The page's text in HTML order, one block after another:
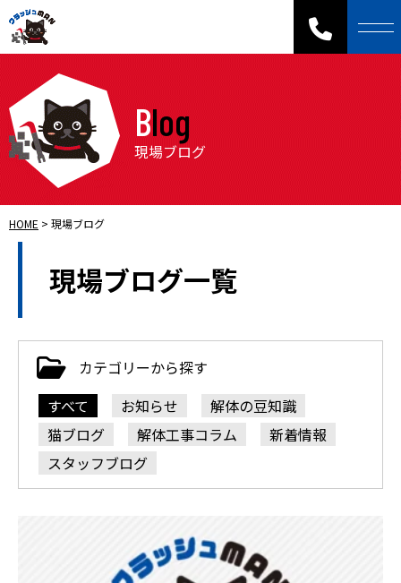
Blog
現場ブログ
HOME > 現場ブログ
現場ブログ一覧
カテゴリーから探す
すべて
お知らせ
解体の豆知識
猫ブログ
解体工事コラム
新着情報
スタッフブログ